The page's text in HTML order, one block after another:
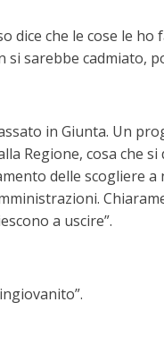
dice che le cose le
sarebbe cadmiato,
in Giunta. Un
Regione, cosa che
delle scogliere
a uscire”.